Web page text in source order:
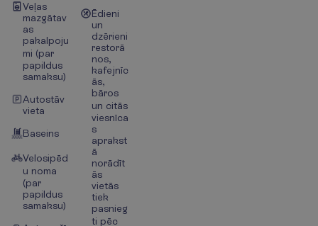
Veļas
mazgātav
as
pakalpoju
mi (par
papildus
samaksu)
Autostāv
vieta
Baseins
Velosipēd
u noma
(par
papildus
samaksu)
Ēdieni
un
dzērieni
restorā
nos,
kafejnīc
ās,
bāros
un citās
viesnīca
s
aprakst
ā
norādīt
ās
vietās
tiek
pasnieg
ti pēc